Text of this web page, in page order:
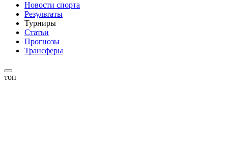
Новости спорта
Результаты
Турниры
Статьи
Прогнозы
Трансферы
топ